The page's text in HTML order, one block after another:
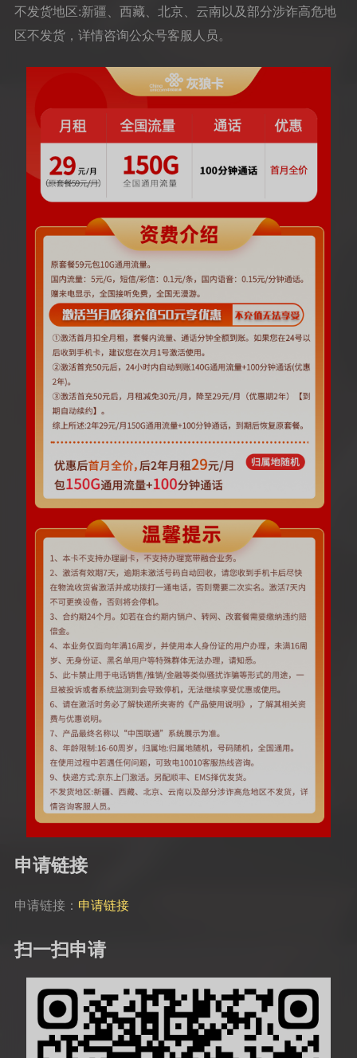
不发货地区:新疆、西藏、北京、云南以及部分涉诈高危地
区不发货，详情咨询公众号客服人员。
申请链接
申请链接： 申请链接
扫一扫申请